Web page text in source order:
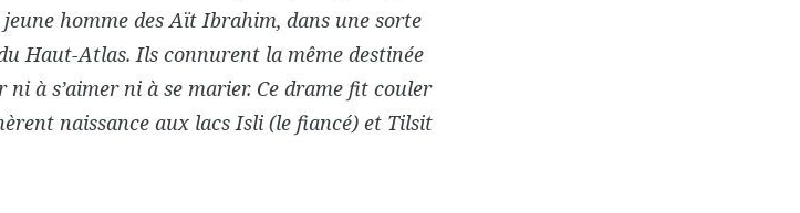
homme des Aït Ibrahim, dans une sorte
Haut-Atlas. Ils connurent la même destinée
à s’aimer ni à se marier. Ce drame fit couler
naissance aux lacs Isli (le fiancé) et Tilsit